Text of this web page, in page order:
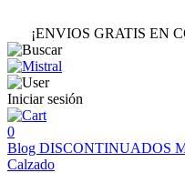
¡ENVIOS GRATIS EN
Iniciar sesión
0
Blog DISCONTINUADOS
Calzado